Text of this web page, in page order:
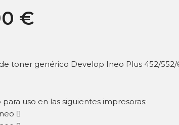
€
toner genérico Develop Ineo Plus 452/552/
uso en las siguientes impresoras:
